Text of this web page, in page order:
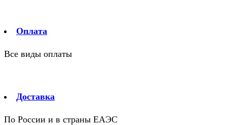
Оплата
Все виды оплаты
Доставка
По России и в страны ЕАЭС